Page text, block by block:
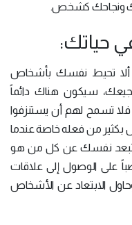
ونجاحك كشخص.
ألا تحيط نفسك بأشخاص
سيكون هناك دائماً
تسمح لهم أن يستنزفوا
من فعله خاصة عندما
تبعد نفسك عن كل من هو
على الوصول إلى علاقات
الابتعاد عن الأشخاص